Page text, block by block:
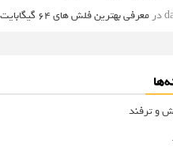
در معرفی بهترین فلش های 64 گیگابایت با سرعت بالا
و ترفند